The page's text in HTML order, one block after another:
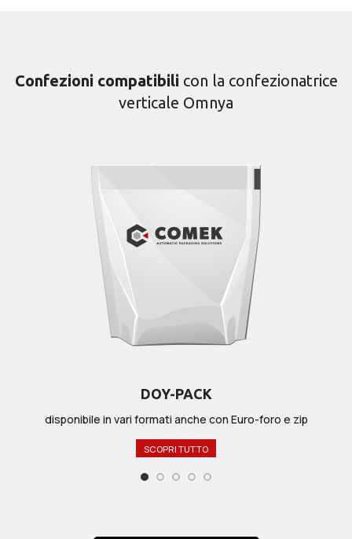
Confezioni compatibili con la confezionatrice
verticale Omnya
DOY-PACK
disponibile in vari formati anche con Euro-foro e zip
SCOPRI TUTTO